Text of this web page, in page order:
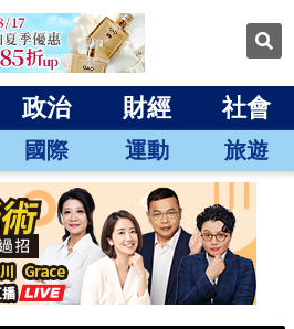
政治 財經 社會
國際 運動 旅遊